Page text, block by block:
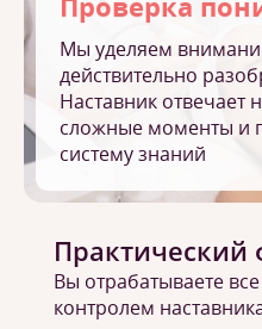
Мы уделяем
действительно
Наставник отвечает
сложные моменты и
систему знаний
Практический
Вы отрабатываете
контролем